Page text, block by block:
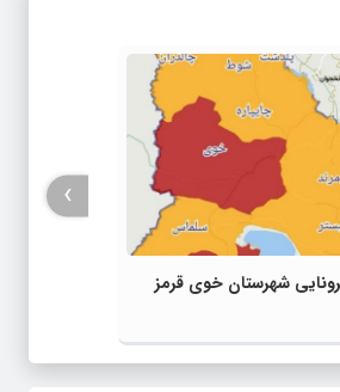
شهرستان خوی قرمز
›